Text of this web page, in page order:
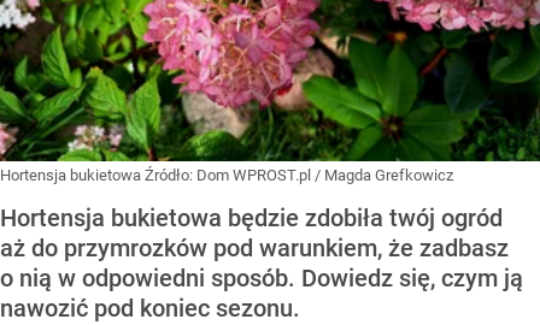
Hortensja bukietowa Źródło: Dom WPROST.pl / Magda Grefkowicz
Hortensja bukietowa będzie zdobiła twój ogród
aż do przymrozków pod warunkiem, że zadbasz
o nią w odpowiedni sposób. Dowiedz się, czym ją
nawozić pod koniec sezonu.